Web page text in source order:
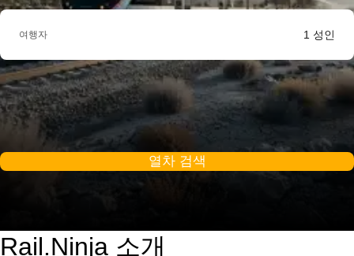
여행자 1 성인
열차 검색
Rail.Ninja 소개